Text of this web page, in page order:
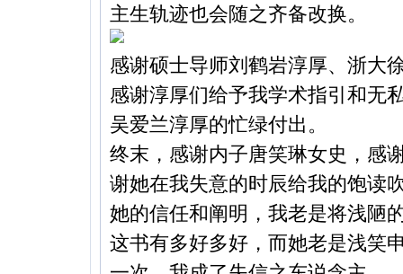
主生轨迹也会随之齐备改换。
感谢硕士导师刘鹤岩淳厚、浙大
感谢淳厚们给予我学术指引和无
吴爱兰淳厚的忙绿付出。
终末，感谢内子唐笑琳女史，感
谢她在我失意的时辰给我的饱读
她的信任和阐明，我老是将浅陋
这书有多好多好，而她老是浅笑